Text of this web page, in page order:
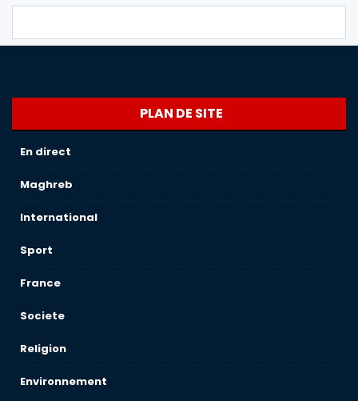
PLAN DE SITE
En direct
Maghreb
International
Sport
France
Societe
Religion
Environnement